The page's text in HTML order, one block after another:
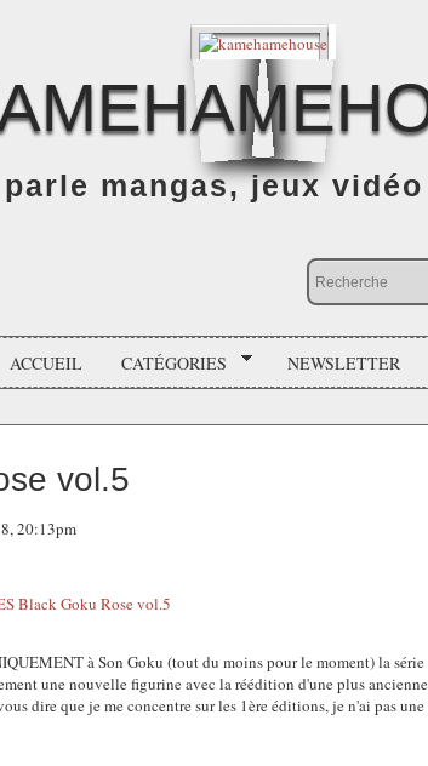
mangas, jeux
ACCUEIL CATÉGORIES NEWSLETTER
vol.5
20:13pm
à Son Goku (tout du moins pour le moment) la série
une nouvelle figurine avec la réédition d'une plus ancienne
dire que je me concentre sur les 1ère éditions, je n'ai pas une